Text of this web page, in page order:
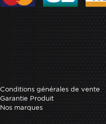
Conditions générales de vente
Garantie Produit
Nos marques